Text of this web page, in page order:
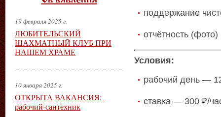
поддержание
отчётность (фото)
Условия:
рабочий день —
ставка — 300 ₽/
19 февраля 2025 г.
ЛЮБИТЕЛЬСКИЙ
ШАХМАТНЫЙ КЛУБ ПРИ
НАШЕМ ХРАМЕ
10 января 2025 г.
ОТКРЫТА ВАКАНСИЯ:
рабочий-сантехник